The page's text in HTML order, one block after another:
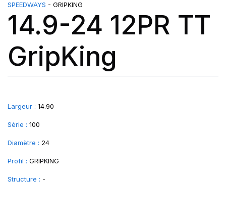
SPEEDWAYS - GRIPKING
14.9-24 12PR TT
GripKing
Largeur : 14.90
Série : 100
Diamètre : 24
Profil : GRIPKING
Structure : -